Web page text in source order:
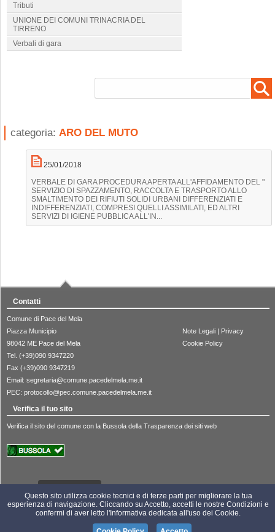
Tributi
UNIONE DEI COMUNI TRINACRIA DEL
TIRRENO
Verbali di gara
categoria: ARO DEL MUTO
25/01/2018
VERBALE DI GARA PROCEDURA APERTA ALL'AFFIDAMENTO DEL "
SERVIZIO DI SPAZZAMENTO, RACCOLTA E TRASPORTO ALLO
SMALTIMENTO DEI RIFIUTI SOLIDI URBANI DIFFERENZIATI E
INDIFFERENZIATI, COMPRESI QUELLI ASSIMILATI, ED ALTRI
SERVIZI DI IGIENE PUBBLICA ALL'IN...
Contatti
Comune di Pace del Mela
Piazza Municipio
98042 ME Pace del Mela
Tel. (+39)090 9347220
Fax (+39)090 9347219
Email: segretaria@comune.pacedelmela.me.it
PEC: protocollo@pec.comune.pacedelmela.me.it
Note Legali | Privacy
Cookie Policy
Verifica il tuo sito
Verifica il sito del comune con la Bussola della Trasparenza dei siti web
2030922
Questo sito utilizza cookie tecnici e di terze parti per migliorare la tua
esperienza di navigazione. Cliccando su Accetto, accetti le nostre Condizioni e
confermi di aver letto l'Informativa dedicata all'uso dei Cookie.